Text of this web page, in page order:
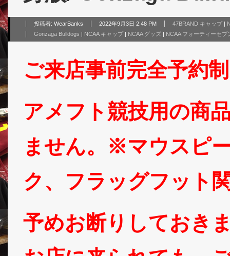
投稿者: WearBanks 2022年9月3日 2:48 PM 47BRAND キャップ
Gonzaga Bulldogs | NCAA キャップ | NCAA グッズ | NCAA フォーティーセブ
ご来店事前完全予約
アメフト競技用の商
ません。※マウスピ
ク、フラッグフット
予めお断りしておき